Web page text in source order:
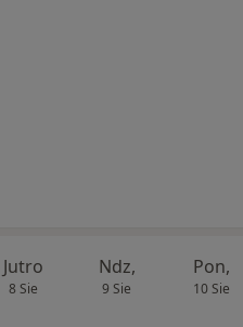
Jutro
8 Sie
Ndz,
9 Sie
Pon,
10 Sie